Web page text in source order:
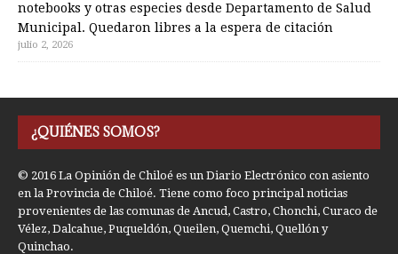
notebooks y otras especies desde Departamento de Salud
Municipal. Quedaron libres a la espera de citación
julio 2, 2026
¿QUIÉNES SOMOS?
© 2016 La Opinión de Chiloé es un Diario Electrónico con asiento
en la Provincia de Chiloé. Tiene como foco principal noticias
provenientes de las comunas de Ancud, Castro, Chonchi, Curaco de
Vélez, Dalcahue, Puqueldón, Queilen, Quemchi, Quellón y
Quinchao.